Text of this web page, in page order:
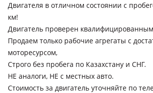
Двигателя в отличном состоянии с
км!
Двигатель проверен
Продаем только рабочие агрегаты с
моторесурсом,
Строго без пробега по Казахстану и СНГ.
НЕ аналоги, НЕ с местных авто.
Стоимость за двигатель уточняйте по